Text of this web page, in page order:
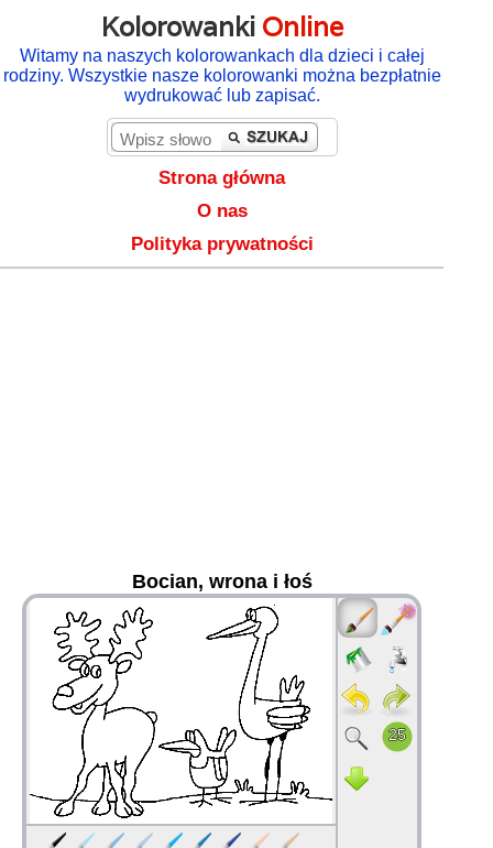
Kolorowanki Online
Witamy na naszych kolorowankach dla dzieci i całej
rodziny. Wszystkie nasze kolorowanki można bezpłatnie
wydrukować lub zapisać.
Strona główna
O nas
Polityka prywatności
Bocian, wrona i łoś